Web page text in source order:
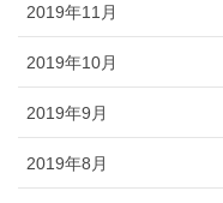
2019年11月
2019年10月
2019年9月
2019年8月